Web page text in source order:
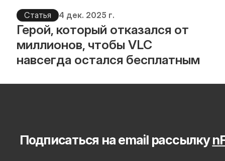
Статья 4 дек. 2025 г.
Герой, который отказался от
миллионов, чтобы VLC
навсегда остался бесплатным
Подписаться на email рассылку